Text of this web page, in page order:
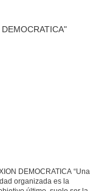
DEMOCRATICA “Una
organizada es la